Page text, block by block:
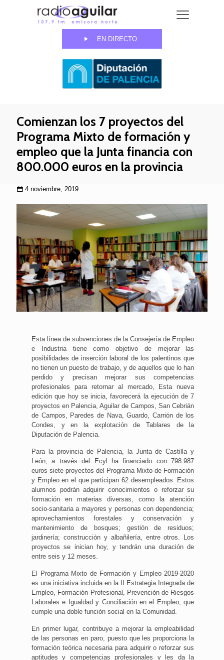
EN DIRECTO
Comienzan los 7 proyectos del
Programa Mixto de formación y
empleo que la Junta financia con
800.000 euros en la provincia
4 noviembre, 2019
Esta línea de subvenciones de la Consejería de Empleo
e Industria tiene como objetivo de mejorar las
posibilidades de inserción laboral de los palentinos que
no tienen un puesto de trabajo, y de aquellos que lo han
perdido y precisan mejorar sus competencias
profesionales para retornar al mercado, Esta nueva
edición que hoy se inicia, favorecerá la ejecución de 7
proyectos en Palencia, Aguilar de Campos, San Cebrián
de Campos, Paredes de Nava, Guardo, Carrión de los
Condes, y en la explotación de Tablares de la
Diputación de Palencia.
Para la provincia de Palencia, la Junta de Castilla y
León, a través del Ecyl ha financiado con 798.987
euros siete proyectos del Programa Mixto de Formación
y Empleo en el que participan 62 desempleados. Estos
alumnos podrán adquirir conocimientos o reforzar su
formación en materias diversas, como la atención
socio-sanitaria a mayores y personas con dependencia;
aprovechamientos forestales y conservación y
mantenimiento de bosques; gestión de residuos;
jardinería; construcción y albañilería, entre otros. Los
proyectos se inician hoy, y tendrán una duración de
entre seis y 12 meses.
El Programa Mixto de Formación y Empleo 2019-2020
es una iniciativa incluida en la II Estrategia Integrada de
Empleo, Formación Profesional, Prevención de Riesgos
Laborales e Igualdad y Conciliación en el Empleo, que
cumple una doble función social en la Comunidad.
En primer lugar, contribuye a mejorar la empleabilidad
de las personas en paro, puesto que les proporciona la
formación teórica necesaria para adquirir o reforzar sus
aptitudes y competencias profesionales y les da la